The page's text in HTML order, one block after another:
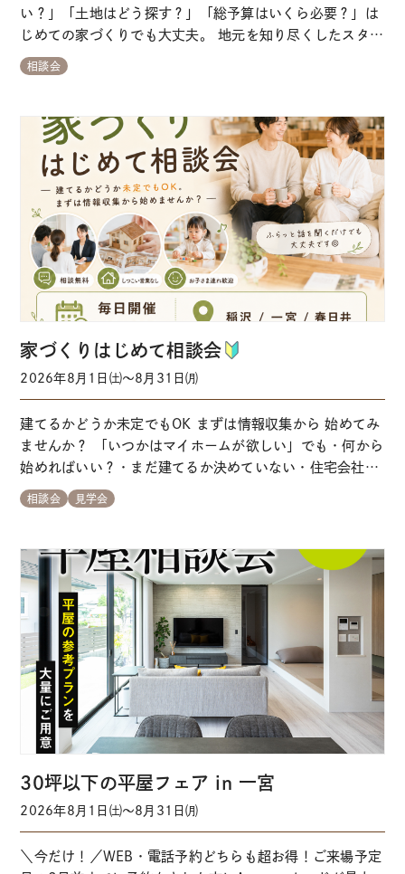
い？」「土地はどう探す？」「総予算はいくら必要？」は
じめての家づくりでも大丈夫。 地元を知り尽くしたスタッ
フが一から丁寧にサポートします。 来場予約はこちらから
※事前にご予約いただくとスムーズにご案内できます ※当
ンス①→②にお掛けください】↑タップ…
相談会
家づくりはじめて相談会
2026年8月1日㈯～8月31日㈪
建てるかどうか未定でもOK まずは情報収集から 始めてみ
ませんか？ 「いつかはマイホームが欲しい」でも・何から
始めればいい？・まだ建てるか決めていない・住宅会社に
行くのは少し不安… そんな方のためのはじめての家づくり
相談会です。 各会場の来場予約はこちらから ※事前にご
者さん大歓迎 ／経験豊かなスタッフが…
相談会 見学会
30坪以下の平屋フェア in 一宮
2026年8月1日㈯～8月31日㈪
＼今だけ！／WEB・電話予約どちらも超お得！ご来場予定